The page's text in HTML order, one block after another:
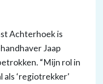
Achterhoek is
Jaap
“Mijn rol in
‘regiotrekker’